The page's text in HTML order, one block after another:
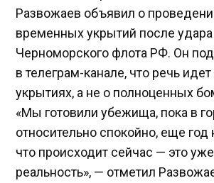
Развожаев объявил о
временных укрытий после
Черноморского флота РФ. Он
в телеграм-канале, что речь
укрытиях, а не о полноценных
«Мы готовили убежища, пока в
относительно спокойно, еще год
что происходит сейчас — это уже
реальность», — отметил